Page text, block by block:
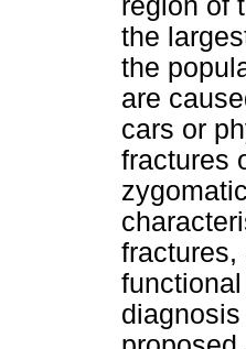
the
the
are
cars or
fractures
fractures,